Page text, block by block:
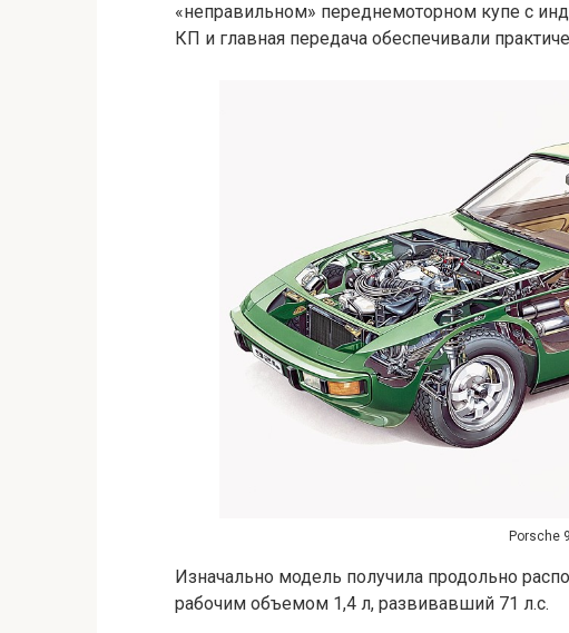
«неправильном» переднемоторном купе с
КП и главная передача обеспечивали
Porsche
Изначально модель получила продольно
рабочим объемом 1,4 л, развивавший 71 л.с.